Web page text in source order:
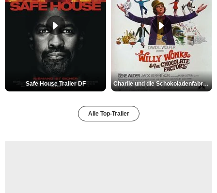
Safe House Trailer DF Charlie und die Schokoladenfabrik Trailer OV
Alle Top-Trailer